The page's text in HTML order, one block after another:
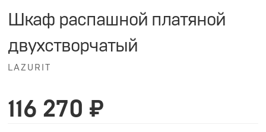
Шкаф распашной платяной
двухстворчатый
LAZURIT
116 270 ₽